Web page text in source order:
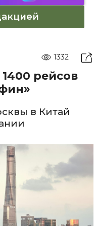
1332
рейсов
в Китай